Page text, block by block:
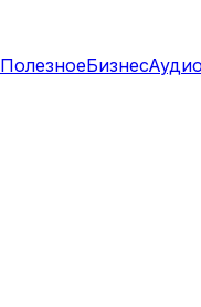
ПолезноеБизнес